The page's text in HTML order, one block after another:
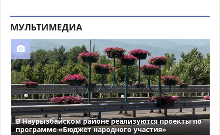
МУЛЬТИМЕДИА
В Наурызбайском районе реализуются проекты по
программе «Бюджет народного участия»